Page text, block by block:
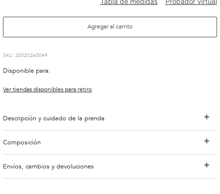
Agregar al carrito
:2052S260049
Disponible para:
Ver tiendas disponibles para retiro
Descripción y cuidado de la prenda
Composición
Envíos, cambios y devoluciones